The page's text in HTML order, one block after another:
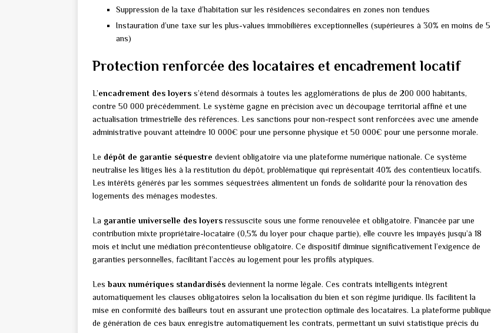
Suppression de la taxe d’habitation sur les résidences secondaires en zones non tendues
Instauration d’une taxe sur les plus-values immobilières exceptionnelles (supérieures à 30% en moins de 5
ans)
Protection renforcée des locataires et encadrement locatif
L’encadrement des loyers s’étend désormais à toutes les agglomérations de plus de 200 000 habitants,
contre 50 000 précédemment. Le système gagne en précision avec un découpage territorial affiné et une
actualisation trimestrielle des références. Les sanctions pour non-respect sont renforcées avec une amende
administrative pouvant atteindre 10 000€ pour une personne physique et 50 000€ pour une personne morale.
Le dépôt de garantie séquestre devient obligatoire via une plateforme numérique nationale. Ce système
neutralise les litiges liés à la restitution du dépôt, problématique qui représentait 40% des contentieux locatifs.
Les intérêts générés par les sommes séquestrées alimentent un fonds de solidarité pour la rénovation des
logements des ménages modestes.
La garantie universelle des loyersressuscite sous une forme renouvelée et obligatoire. Financée par une
contribution mixte propriétaire-locataire (0,5% du loyer pour chaque partie), elle couvre les impayés jusqu’à 18
mois et inclut une médiation précontentieuse obligatoire. Ce dispositif diminue significativement l’exigence de
garanties personnelles, facilitant l’accès au logement pour les profils atypiques.
Lesbaux numériques standardisés deviennent la norme légale. Ces contrats intelligents intègrent
automatiquement les clauses obligatoires selon la localisation du bien et son régime juridique. Ils facilitent la
mise en conformité des bailleurs tout en assurant une protection optimale des locataires. La plateforme publique
de génération de ces baux enregistre automatiquement les contrats, permettant un suivi statistique précis du